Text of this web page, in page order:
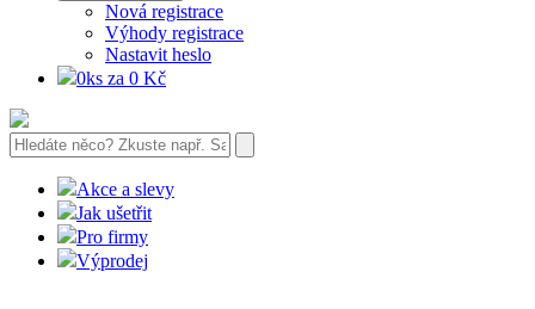
Nová registrace
Výhody registrace
Nastavit heslo
0ks za 0 Kč
Akce a slevy
Jak ušetřit
Pro firmy
Výprodej